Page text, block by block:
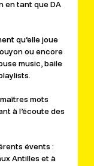
en tant que DA
qu’elle joue
ou encore
music, baile
mots
à l’écoute des
évents :
Antilles et à